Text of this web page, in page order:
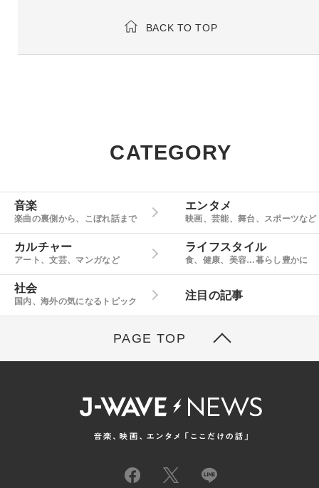
BACK TO TOP
CATEGORY
音楽
楽曲の裏側から、こぼれ話まで
エンタメ
映画、芸能、舞台、スポーツなど
カルチャー
アート、文芸、マンガなど
ライフスタイル
食、健康、美容…暮らし豊かに
社会
国内、海外の気になるトピック
注目の記事
PAGE TOP